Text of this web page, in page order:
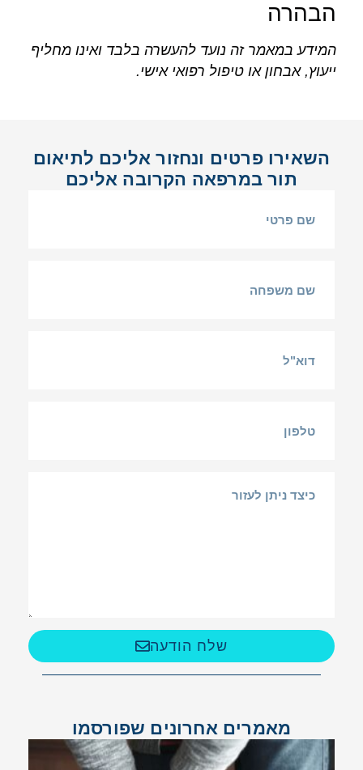
השאירו פרטים ונחזור אליכם לתיאום
תור במרפאה הקרובה אליכם
שלח הודעה
מאמרים אחרונים שפורסמו
הבהרה
המידע במאמר זה נועד להעשרה בלבד ואינו מחליף
ייעוץ, אבחון או טיפול רפואי אישי.